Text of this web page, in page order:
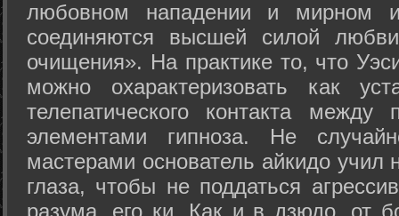
любовном нападении и мирном
соединяются высшей силой
очищения». На практике то, что
можно охарактеризовать как
телепатического контакта между
элементами гипноза. Не
мастерами основатель айкидо учил
глаза, чтобы не поддаться
разума, его ки. Как и в дзюдо, от